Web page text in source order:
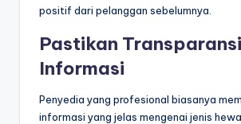
positif dari pelanggan sebelumnya.
Pastikan Transparansi
Informasi
Penyedia yang profesional biasanya
informasi yang jelas mengenai jenis